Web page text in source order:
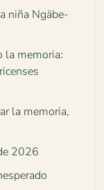
niña Ngäbe-
la memoria:
la memoria,
2026